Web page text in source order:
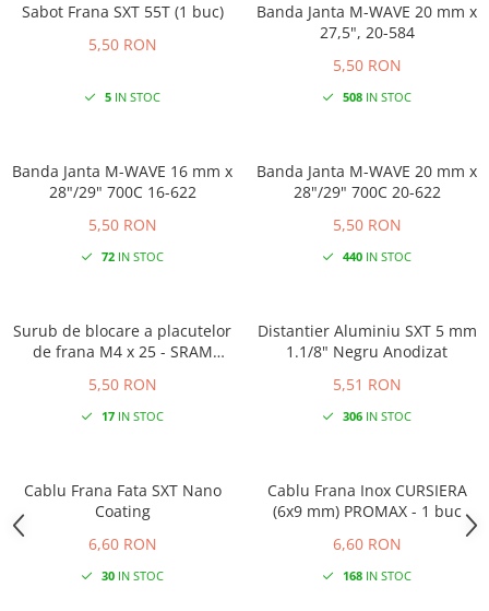
Sabot Frana SXT 55T (1 buc)
5,50 RON
5IN STOC
Banda Janta M-WAVE 20 mm x
27,5", 20-584
5,50 RON
508IN STOC
Banda Janta M-WAVE 16 mm x
28"/29" 700C 16-622
5,50 RON
72IN STOC
Banda Janta M-WAVE 20 mm x
28"/29" 700C 20-622
5,50 RON
440IN STOC
Surub de blocare a placutelor
de frana M4 x 25 - SRAM
5,50 RON
17IN STOC
Distantier Aluminiu SXT 5 mm
1.1/8" Negru Anodizat
5,51 RON
306IN STOC
Cablu Frana Fata SXT Nano
Coating
6,60 RON
30IN STOC
Cablu Frana Inox CURSIERA
(6x9 mm) PROMAX - 1 buc
6,60 RON
168IN STOC